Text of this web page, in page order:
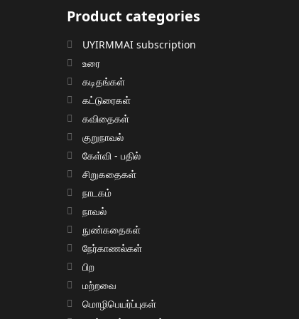
Product categories
UYIRMMAI subscription
உரை
கடிதங்கள்
கட்டுரைகள்
கவிதைகள்
குறுநாவல்
கேள்வி - பதில்
சிறுகதைகள்
நாடகம்
நாவல்
நுண்கதைகள்
நேர்காணல்கள்
பிற
மற்றவை
மொழிபெயர்ப்புகள்